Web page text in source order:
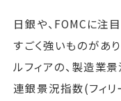
日銀や、FOMCに注
すごく強いものがあ
ルフィアの、製造業景
連銀景況指数(フィ